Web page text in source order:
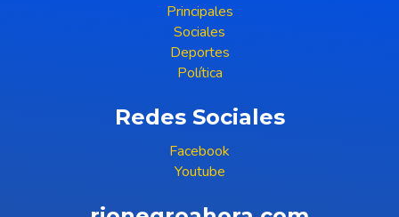
Principales
Sociales
Deportes
Política
Redes Sociales
Facebook
Youtube